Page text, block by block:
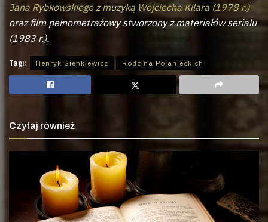
Jana Rybkowskiego z muzyką Wojciecha Kilara (1978 r.)
oraz film pełnometrażowy stworzony z materiałów serialu
(1983 r.).
Tagi: Henryk Sienkiewicz Rodzina Połanieckich
Czytaj również